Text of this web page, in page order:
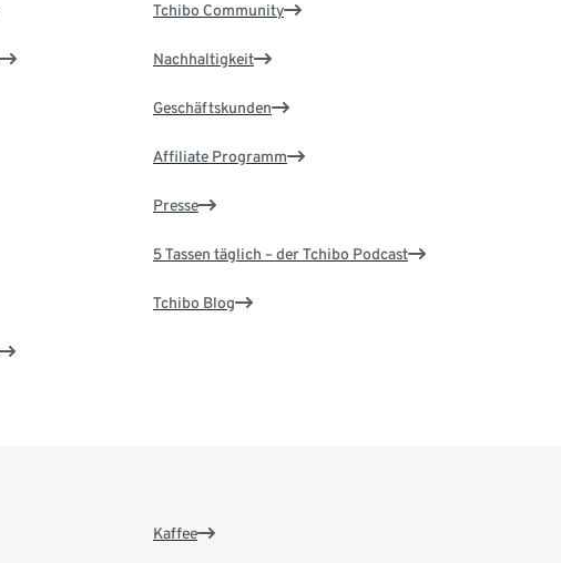
Tchibo Community
Nachhaltigkeit
Geschäftskunden
Affiliate Programm
Presse
5 Tassen täglich – der Tchibo Podcast
Tchibo Blog
Kaffee